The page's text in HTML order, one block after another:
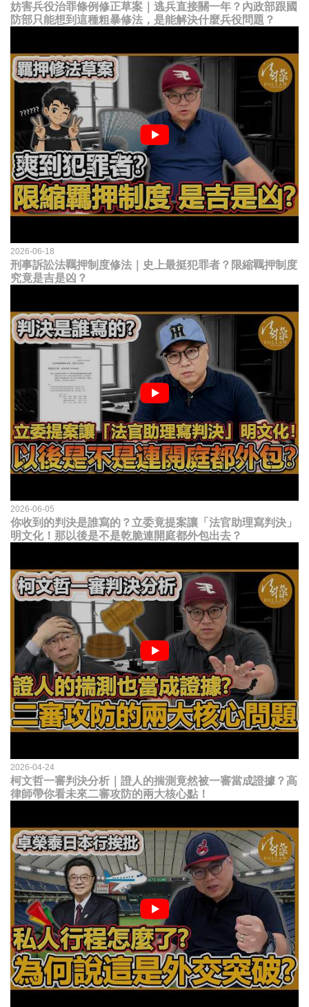
妨害兵役治罪條例修正草案｜逃兵直接關一年？內政部跟國
防部只能想到這種粗暴修法，是能解決什麼兵役問題？
2026-06-18
刑事訴訟法羈押制度修法｜史上最挺犯罪者？限縮羈押制度
究竟是吉是凶？
2026-06-05
你收到的判決是誰寫的？立委竟提案讓「法官助理寫判決」
明文化！那以後是不是乾脆連開庭都外包出去？
2026-04-24
柯文哲一審判決分析｜證人的揣測竟然被一審當成證據？高
律師帶你看未來二審攻防的兩大核心點！